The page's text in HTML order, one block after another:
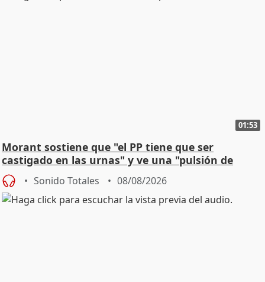
01:53
Morant sostiene que "el PP tiene que ser
castigado en las urnas" y ve una "pulsión de
cambio"
Sonido Totales 08/08/2026